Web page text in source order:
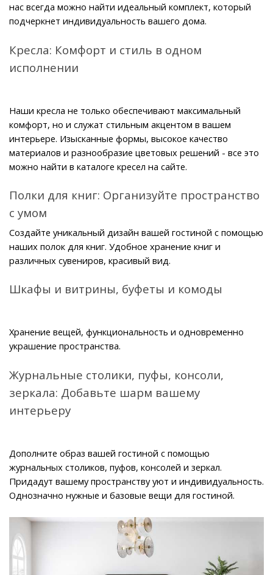
нас всегда можно найти идеальный комплект, который
подчеркнет индивидуальность вашего дома.
Кресла: Комфорт и стиль в одном
исполнении
Наши кресла не только обеспечивают максимальный
комфорт, но и служат стильным акцентом в вашем
интерьере. Изысканные формы, высокое качество
материалов и разнообразие цветовых решений - все это
можно найти в каталоге кресел на сайте.
Полки для книг: Организуйте пространство
с умом
Создайте уникальный дизайн вашей гостиной с помощью
наших полок для книг. Удобное хранение книг и
различных сувениров, красивый вид.
Шкафы и витрины, буфеты и комоды
Хранение вещей, функциональность и одновременно
украшение пространства.
Журнальные столики, пуфы, консоли,
зеркала: Добавьте шарм вашему
интерьеру
Дополните образ вашей гостиной с помощью
журнальных столиков, пуфов, консолей и зеркал.
Придадут вашему пространству уют и индивидуальность.
Однозначно нужные и базовые вещи для гостиной.